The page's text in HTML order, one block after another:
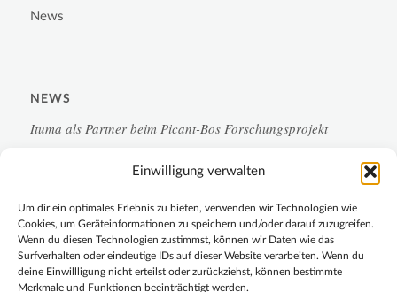
Einwilligung verwalten
Um dir ein optimales Erlebnis zu bieten, verwenden wir Technologien wie
Cookies, um Geräteinformationen zu speichern und/oder darauf zuzugreifen.
Wenn du diesen Technologien zustimmst, können wir Daten wie das
Surfverhalten oder eindeutige IDs auf dieser Website verarbeiten. Wenn du
deine Einwillligung nicht erteilst oder zurückziehst, können bestimmte
Merkmale und Funktionen beeinträchtigt werden.
News
NEWS
Ituma als Partner beim Picant-Bos Forschungsprojekt
Campus-Monitoring 2.0 für die Chemische Industrie
LoRa-Sensorik
Forschung und Entwicklung im Rampenlicht